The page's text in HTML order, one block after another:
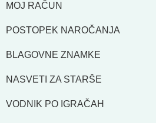
MOJ RAČUN
POSTOPEK NAROČANJA
BLAGOVNE ZNAMKE
NASVETI ZA STARŠE
VODNIK PO IGRAČAH